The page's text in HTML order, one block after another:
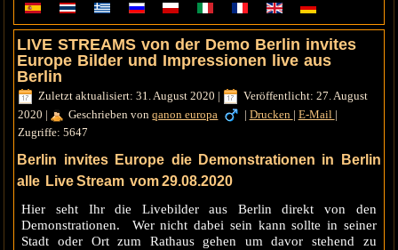
LIVE STREAMS von der Demo Berlin invites
Europe Bilder und Impressionen live aus
Berlin
Zuletzt aktualisiert: 31. August 2020 |
Veröffentlicht: 27. August
2020 | Geschrieben vonqanon europa | Drucken | E-Mail |
Zugriffe: 5647
Berlin invites Europe die Demonstrationen in Berlin
alle Live Stream vom 29.08.2020
Hier seht Ihr die Livebilder aus Berlin direkt von den
Demonstrationen. Wer nicht dabei sein kann sollte in seiner
Stadt oder Ort zum Rathaus gehen um davor stehend zu